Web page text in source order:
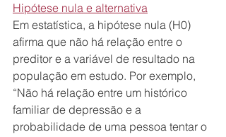
Hipótese nula e alternativa
Em estatística, a hipótese nula (H0)
afirma que não há relação entre o
preditor e a variável de resultado na
população em estudo. Por exemplo,
“Não há relação entre um histórico
familiar de depressão e a
probabilidade de uma pessoa tentar o